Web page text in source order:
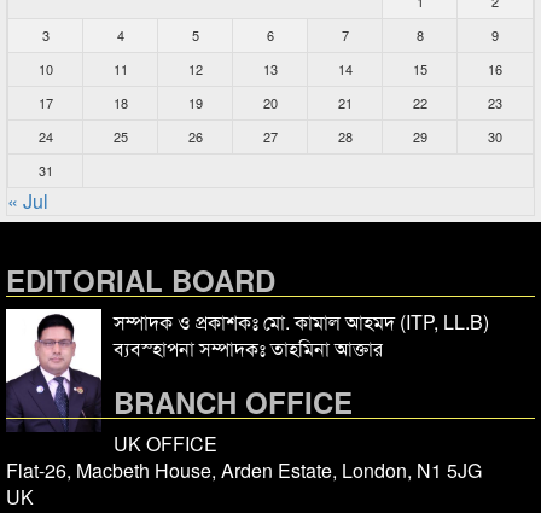
3
4 5 6 7 8
9
10
11 12 13 14 15
16
17
18 19 20 21 22
23
24
25 26 27 28 29
30
31
« Jul
EDITORIAL BOARD
সম্পাদক ও প্রকাশকঃ মো. কামাল আহমদ (ITP, LL.B)
ব্যবস্হাপনা সম্পাদকঃ তাহমিনা আক্তার
BRANCH OFFICE
UK OFFICE
Flat-26, Macbeth House, Arden Estate, London, N1 5JG
UK